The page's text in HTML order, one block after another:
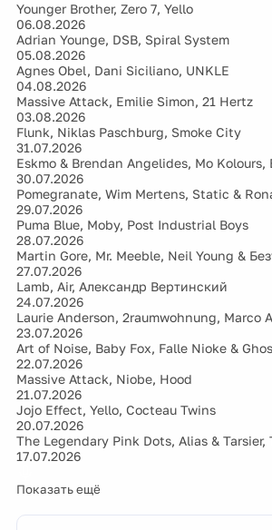
Younger Brother, Zero 7, Yello
06.08.2026
Adrian Younge, DSB, Spiral System
05.08.2026
Agnes Obel, Dani Siciliano, UNKLE
04.08.2026
Massive Attack, Emilie Simon, 21 Hertz
03.08.2026
Flunk, Niklas Paschburg, Smoke City
31.07.2026
Eskmo & Brendan Angelides, Mo Kolours,
30.07.2026
Pomegranate, Wim Mertens, Static &
29.07.2026
Puma Blue, Moby, Post Industrial Boys
28.07.2026
Martin Gore, Mr. Meeble, Neil Young &
27.07.2026
Lamb, Air, Александр Вертинский
24.07.2026
Laurie Anderson, 2raumwohnung, Marco
23.07.2026
Art of Noise, Baby Fox, Falle Nioke &
22.07.2026
Massive Attack, Niobe, Hood
21.07.2026
Jojo Effect, Yello, Cocteau Twins
20.07.2026
The Legendary Pink Dots, Alias & Tarsier,
17.07.2026
Показать ещё